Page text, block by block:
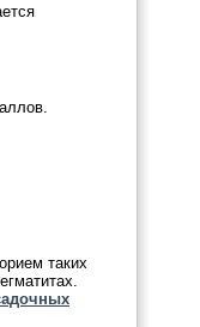
таких